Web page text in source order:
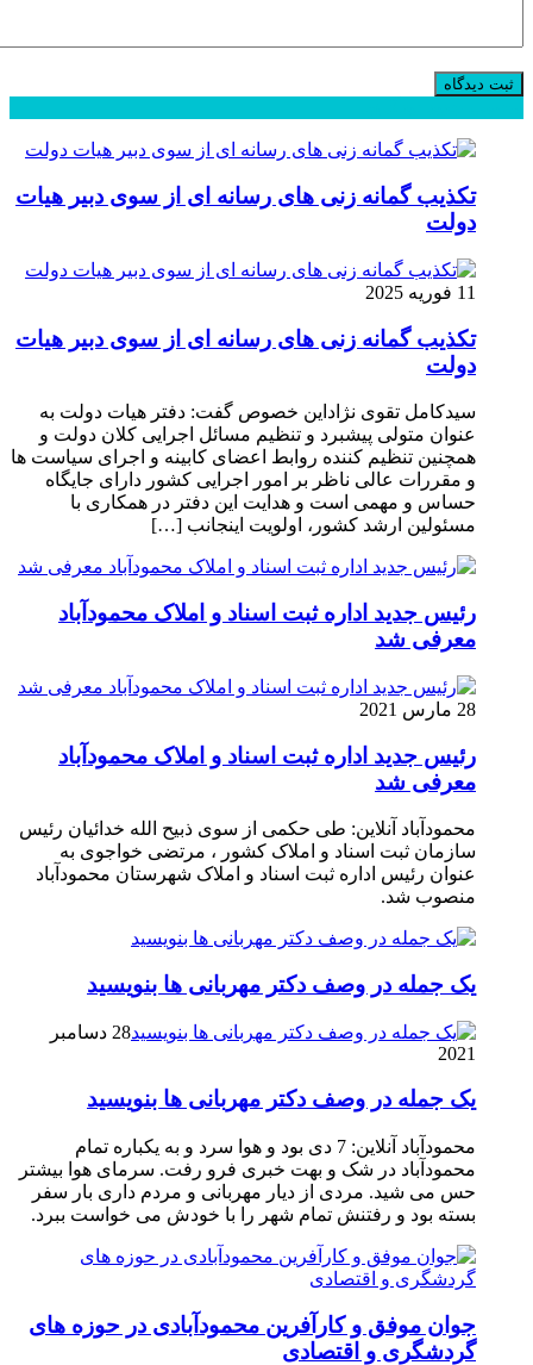
تکذیب گمانه زنی های رسانه ای از سوی دبیر هیات
دولت
11 فوریه 2025
تکذیب گمانه زنی های رسانه ای از سوی دبیر هیات
دولت
سیدکامل تقوی نژاداین خصوص گفت: دفتر هیات دولت به
عنوان متولی پیشبرد و تنظیم مسائل اجرایی کلان دولت و
همچنین تنظیم کننده روابط اعضای کابینه و اجرای سیاست ها
و مقررات عالی ناظر بر امور اجرایی کشور دارای جایگاه
حساس و مهمی است و هدایت این دفتر در همکاری با
مسئولین ارشد کشور، اولویت اینجانب […]
رئیس جدید اداره ثبت اسناد و املاک محمودآباد
معرفی شد
28 مارس 2021
رئیس جدید اداره ثبت اسناد و املاک محمودآباد
معرفی شد
محمودآباد آنلاین: طی حکمی از سوی ذبیح الله خدائیان رئیس
سازمان ثبت اسناد و املاک کشور ، مرتضی خواجوی به
عنوان رئیس اداره ثبت اسناد و املاک شهرستان محمودآباد
منصوب شد.
یک جمله در وصف دکتر مهربانی ها بنویسید
28 دسامبر
2021
یک جمله در وصف دکتر مهربانی ها بنویسید
محمودآباد آنلاین: 7 دی بود و هوا سرد و به یکباره تمام
محمودآباد در شک و بهت خبری فرو رفت. سرمای هوا بیشتر
حس می شید. مردی از دیار مهربانی و مردم داری بار سفر
بسته بود و رفتنش تمام شهر را با خودش می خواست ببرد.
جوان موفق و کارآفرین محمودآبادی در حوزه های
گردشگری و اقتصادی